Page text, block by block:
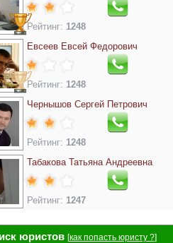
Рейтинг: 1248
Евсеев Евсей Федорович
Рейтинг: 1248
Чернышов Сергей Петрович
Рейтинг: 1248
Табакова Татьяна Андреевна
Рейтинг: 1247
юристов [как попасть юристу ?]